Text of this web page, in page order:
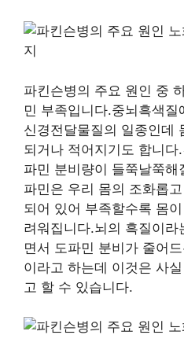
파킨슨병의 주요 원인 중
민 부족입니다.중뇌흑색
신경전달물질의 일종인데
되거나 적어지기도 합니
파민 분비량이 들쭉날쭉
파민은 우리 몸의 조화롭
되어 있어 부족할수록 몸
려워집니다.뇌의 흑질이
면서 도파민 분비가 줄어
이라고 하는데 이것은 사
고 할 수 있습니다.